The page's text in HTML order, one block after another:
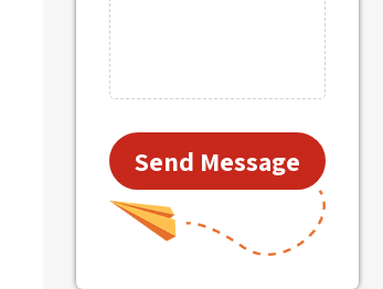
Send Message